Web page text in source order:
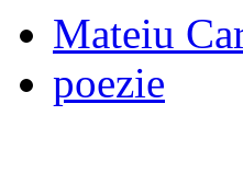
Mateiu
poezie